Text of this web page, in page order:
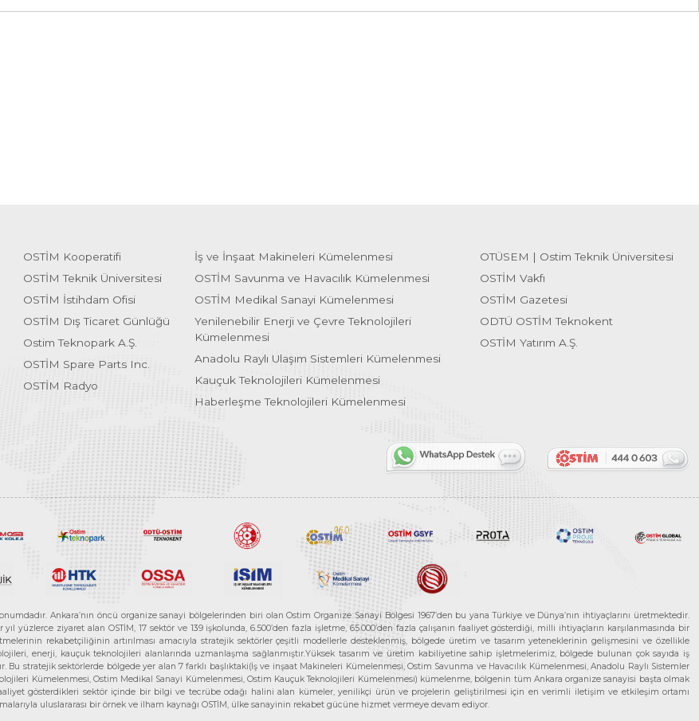
OSTİM Kooperatifi
OSTİM Teknik Üniversitesi
OSTİM İstihdam Ofisi
OSTİM Dış Ticaret Günlüğü
Ostim Teknopark A.Ş.
OSTİM Spare Parts Inc.
OSTİM Radyo
İş ve İnşaat Makineleri Kümelenmesi
OSTİM Savunma ve Havacılık Kümelenmesi
OSTİM Medikal Sanayi Kümelenmesi
Yenilenebilir Enerji ve Çevre Teknolojileri
Kümelenmesi
Anadolu Raylı Ulaşım Sistemleri Kümelenmesi
Kauçuk Teknolojileri Kümelenmesi
Haberleşme Teknolojileri Kümelenmesi
OTÜSEM | Ostim Teknik Üniversitesi
OSTİM Vakfı
OSTİM Gazetesi
ODTÜ OSTİM Teknokent
OSTİM Yatırım A.Ş.
Ankara’nın öncü organize sanayi bölgelerinden biri olan Ostim Organize Sanayi Bölgesi 1967’den bu yana Türkiye ve Dünya’nın ihtiyaçlarını üretmektedir.
ziyaret alan OSTİM, 17 sektör ve 139 işkolunda, 6.500’den fazla işletme, 65.000’den fazla çalışanın faaliyet gösterdiği, milli ihtiyaçların karşılanmasında bir
rekabetçiliğinin artırılması amacıyla stratejik sektörler çeşitli modellerle desteklenmiş, bölgede üretim ve tasarım yeteneklerinin gelişmesini ve özellikle
enerji, kauçuk teknolojileri alanlarında uzmanlaşma sağlanmıştır.Yüksek tasarım ve üretim kabiliyetine sahip işletmelerimiz, bölgede bulunan çok sayıda iş
Bu stratejik sektörlerde bölgede yer alan 7 farklı başlıktaki(İş ve inşaat Makineleri Kümelenmesi, Ostim Savunma ve Havacılık Kümelenmesi, Anadolu Raylı Sistemler
Kümelenmesi, Ostim Medikal Sanayi Kümelenmesi, Ostim Kauçuk Teknolojileri Kümelenmesi) kümelenme, bölgenin tüm Ankara organize sanayisi başta olmak
gösterdikleri sektör içinde bir bilgi ve tecrübe odağı halini alan kümeler, yenilikçi ürün ve projelerin geliştirilmesi için en verimli iletişim ve etkileşim ortamı
uluslararası bir örnek ve ilham kaynağı OSTİM, ülke sanayinin rekabet gücüne hizmet vermeye devam ediyor.